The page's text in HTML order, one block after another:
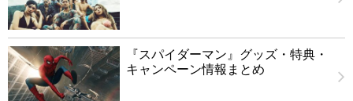
『スパイダーマン』グッズ・特典・
キャンペーン情報まとめ